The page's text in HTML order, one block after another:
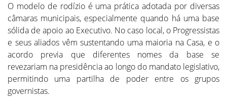
O modelo de rodízio é uma prática adotada por diversas
câmaras municipais, especialmente quando há uma base
sólida de apoio ao Executivo. No caso local, o Progressistas
e seus aliados vêm sustentando uma maioria na Casa, e o
acordo previa que diferentes nomes da base se
revezariam na presidência ao longo do mandato legislativo,
permitindo uma partilha de poder entre os grupos
governistas.